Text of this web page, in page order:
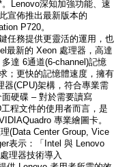
Lenovo深知加強功能、速
宣佈推出最新版本的
P720。
任務提供更靈活的運用，也
最新的 Xeon 處理器，高達
達 6通道(6-channel)記憶
；更快的記憶體速度，擁有
器(CPU)架構，符合專業需
硬碟 – 對於需要讀寫
程文件的使用者而言，是
專業繪圖卡。
(Data Center Group, Vice
表示：「Intel 與 Lenovo
理器技術導入